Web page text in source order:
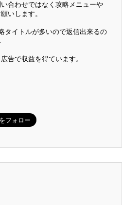
合わせではなく攻略メニューや
いします。
タイトルが多いので返信出来るの
告で収益を得ています。